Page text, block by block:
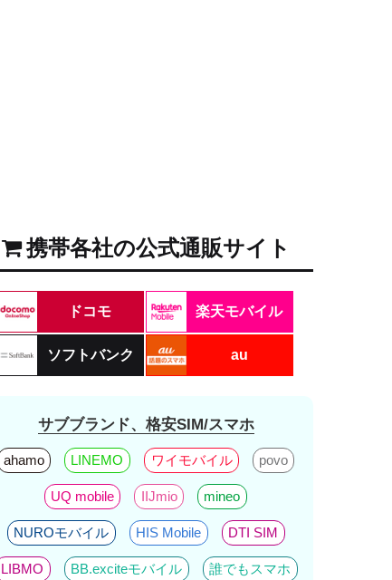
携帯各社の公式通販サイト
ドコモ 楽天モバイル
ソフトバンク au
サブブランド、格安SIM/スマホ
ahamo LINEMO ワイモバイル povo
UQ mobile IIJmio mineo
NUROモバイル HIS Mobile DTI SIM
LIBMO BB.exciteモバイル 誰でもスマホ